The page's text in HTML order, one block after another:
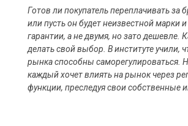
Готов ли покупатель переплачивать за
или пусть он будет неизвестной марки
гарантии, а не двумя, но зато дешевле.
делать свой выбор. В институте учили,
рынка способны саморегулироваться.
каждый хочет влиять на рынок через
функции, преследуя свои собственные